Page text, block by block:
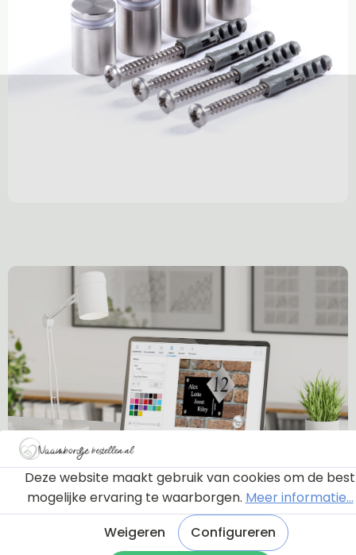
Ontwerptool
Deze website maakt gebruik van cookies om de best
mogelijke ervaring te waarborgen. Meer informatie...
Weigeren
Configureren